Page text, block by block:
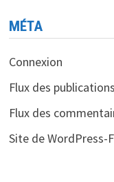
MÉTA
Connexion
Flux des publications
Flux des
Site de WordPress-